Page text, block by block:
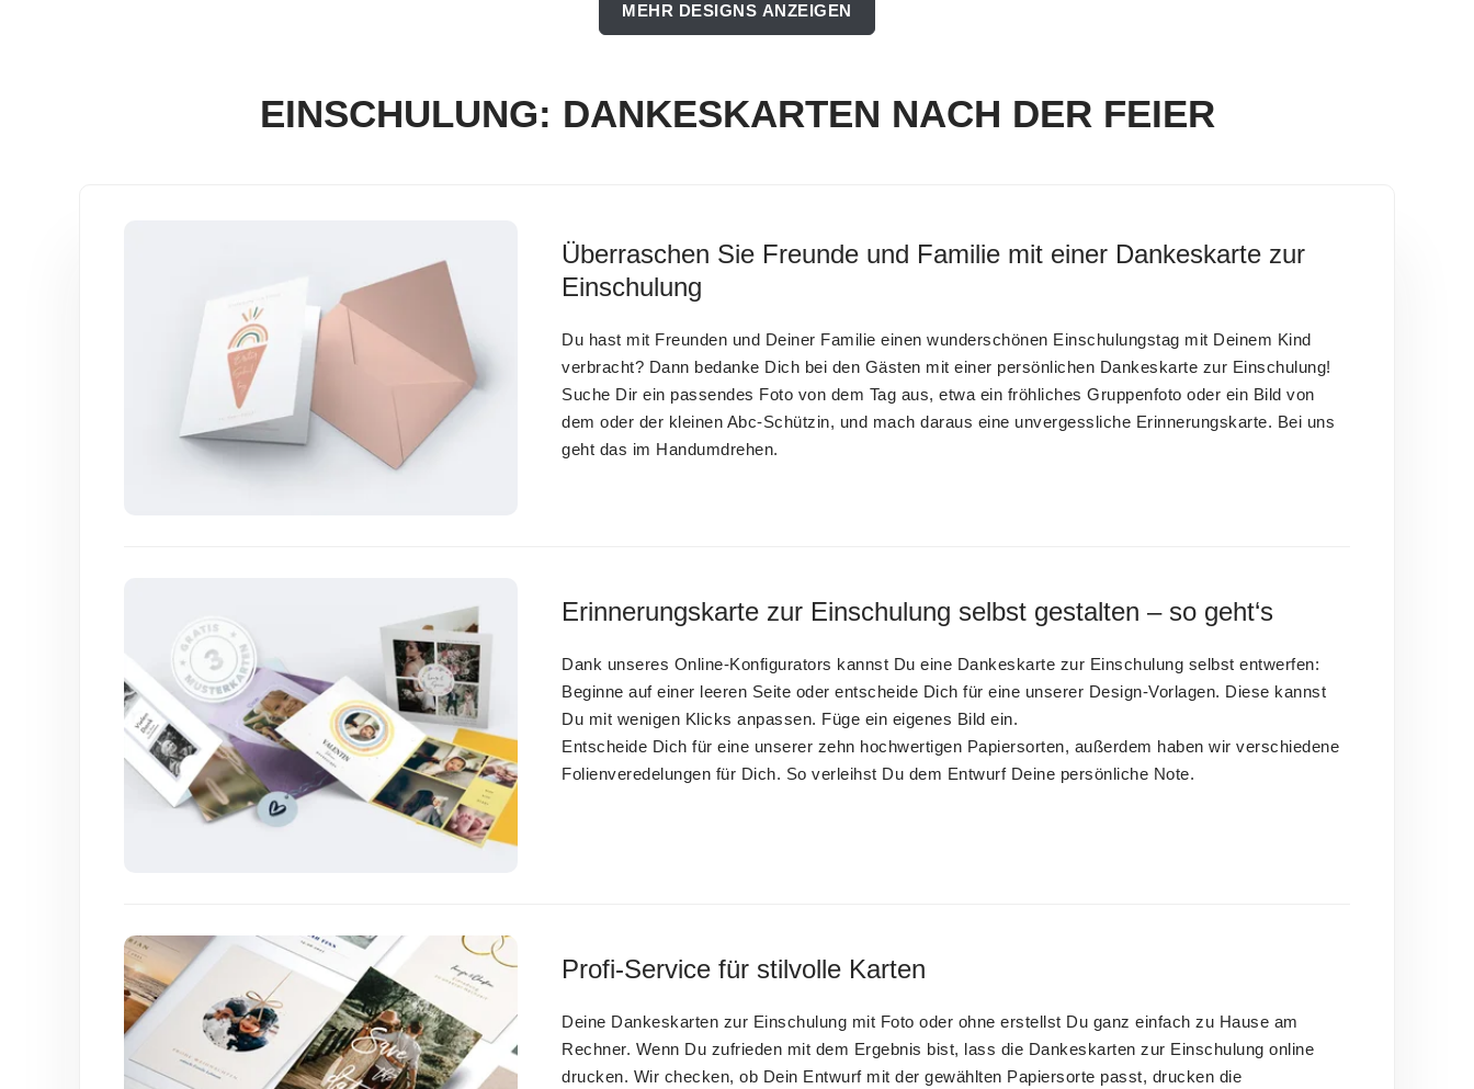
MEHR DESIGNS ANZEIGEN
EINSCHULUNG: DANKESKARTEN NACH DER FEIER
Überraschen Sie Freunde und Familie mit einer Dankeskarte zur
Einschulung
Du hast mit Freunden und Deiner Familie einen wunderschönen Einschulungstag mit Deinem Kind
verbracht? Dann bedanke Dich bei den Gästen mit einer persönlichen Dankeskarte zur Einschulung!
Suche Dir ein passendes Foto von dem Tag aus, etwa ein fröhliches Gruppenfoto oder ein Bild von
dem oder der kleinen Abc-Schützin, und mach daraus eine unvergessliche Erinnerungskarte. Bei uns
geht das im Handumdrehen.
Erinnerungskarte zur Einschulung selbst gestalten – so geht‘s
Dank unseres Online-Konfigurators kannst Du eine Dankeskarte zur Einschulung selbst entwerfen:
Beginne auf einer leeren Seite oder entscheide Dich für eine unserer Design-Vorlagen. Diese kannst
Du mit wenigen Klicks anpassen. Füge ein eigenes Bild ein.
Entscheide Dich für eine unserer zehn hochwertigen Papiersorten, außerdem haben wir verschiedene
Folienveredelungen für Dich. So verleihst Du dem Entwurf Deine persönliche Note.
Profi-Service für stilvolle Karten
Deine Dankeskarten zur Einschulung mit Foto oder ohne erstellst Du ganz einfach zu Hause am
Rechner. Wenn Du zufrieden mit dem Ergebnis bist, lass die Dankeskarten zur Einschulung online
drucken. Wir checken, ob Dein Entwurf mit der gewählten Papiersorte passt, drucken die